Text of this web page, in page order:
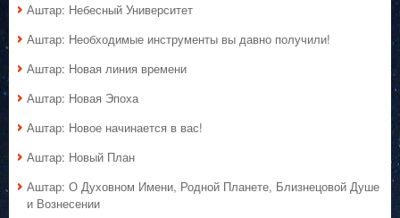
Аштар: Небесный Университет
Аштар: Необходимые инструменты вы давно получили!
Аштар: Новая линия времени
Аштар: Новая Эпоха
Аштар: Новое начинается в вас!
Аштар: Новый План
Аштар: О Духовном Имени, Родной Планете, Близнецовой Душе
и Вознесении